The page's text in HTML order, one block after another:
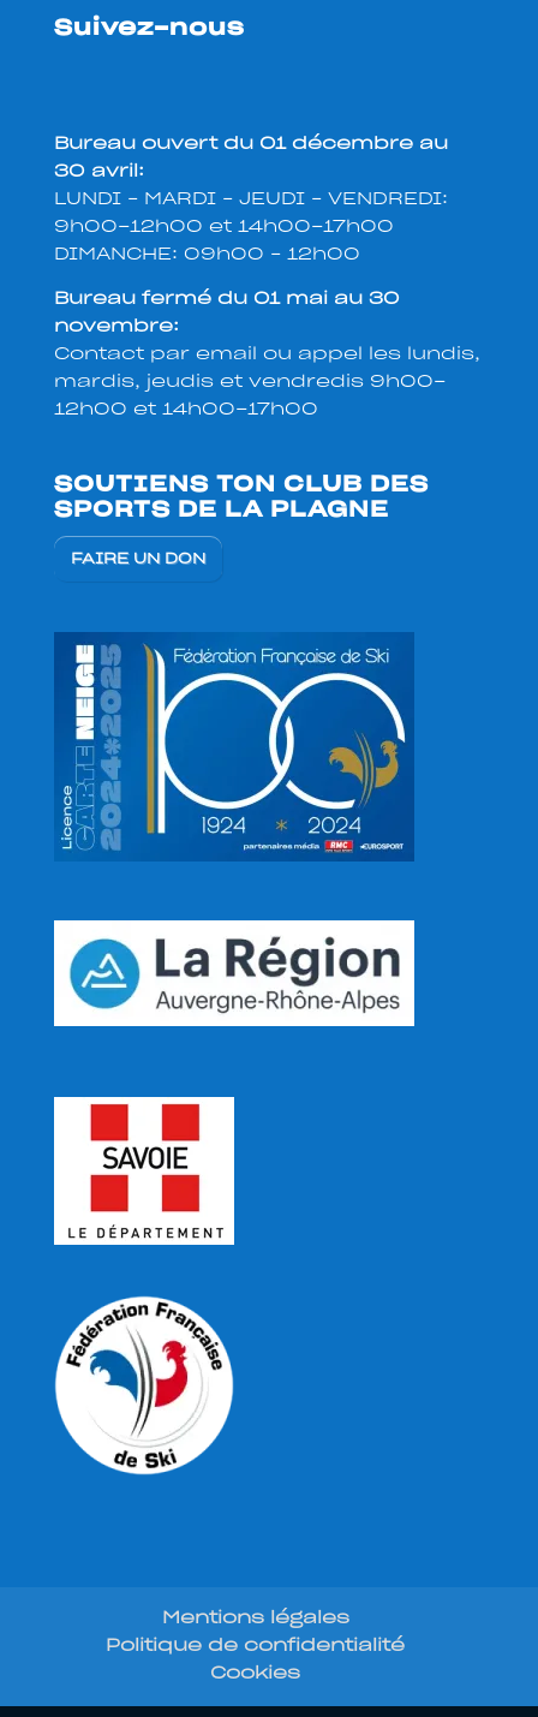
Suivez-nous
Bureau ouvert du 01 décembre au
30 avril:
LUNDI – MARDI – JEUDI – VENDREDI:
9h00-12h00 et 14h00-17h00
DIMANCHE: 09h00 – 12h00
Bureau fermé du 01 mai au 30
novembre:
Contact par email ou appel les lundis,
mardis, jeudis et vendredis 9h00-
12h00 et 14h00-17h00
SOUTIENS TON CLUB DES
SPORTS DE LA PLAGNE
FAIRE UN DON
Mentions légales
Politique de confidentialité
Cookies